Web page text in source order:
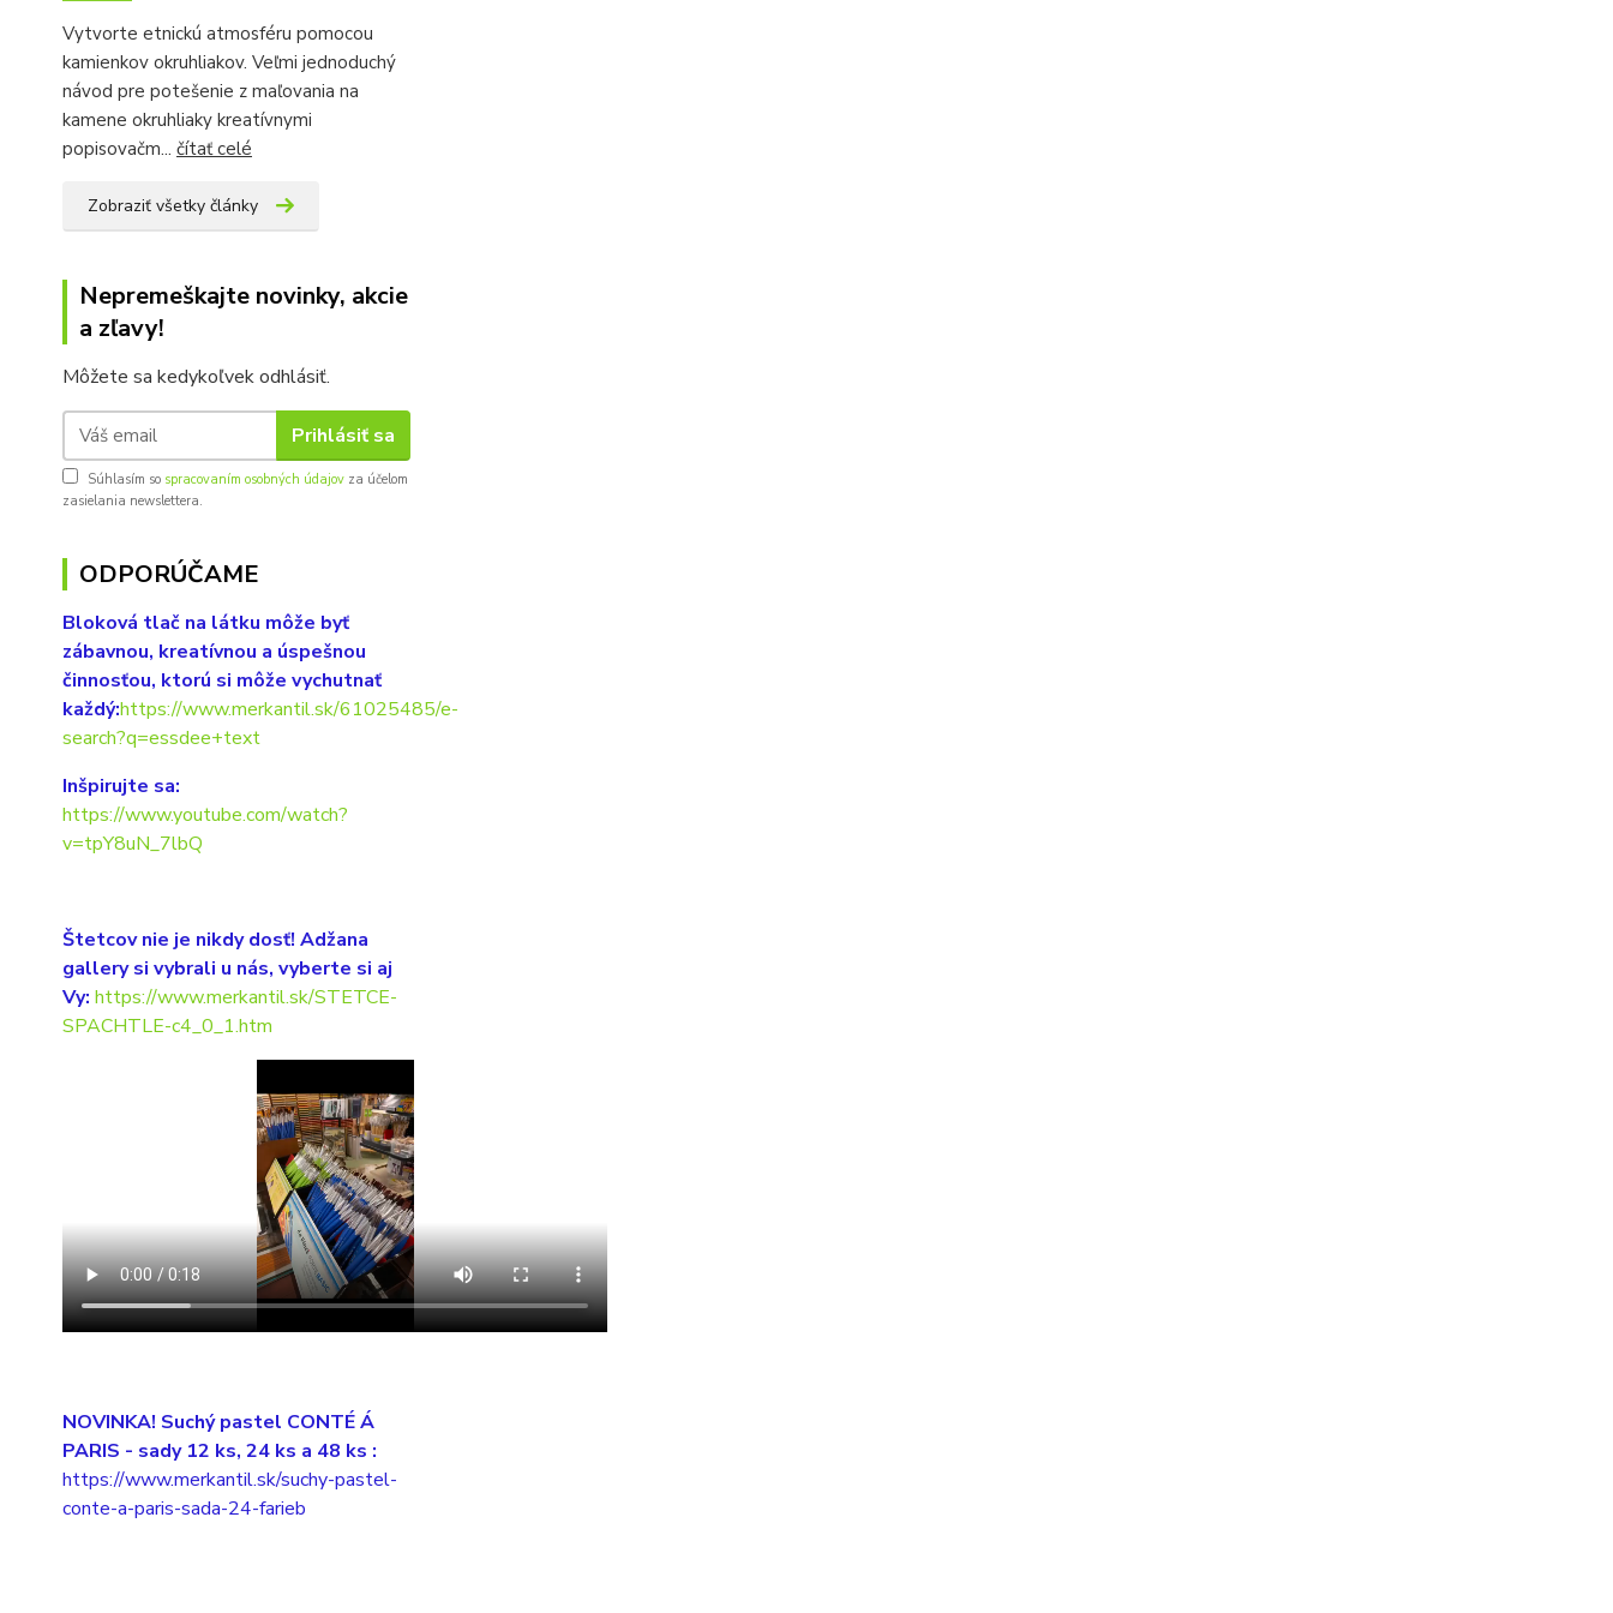
Vytvorte etnickú atmosféru pomocou
kamienkov okruhliakov. Veľmi jednoduchý
návod pre potešenie z maľovania na
kamene okruhliaky kreatívnymi
popisovačm... čítať celé
Zobraziť všetky články
Nepremeškajte novinky, akcie
a zľavy!
Môžete sa kedykoľvek odhlásiť.
Prihlásiť sa
Súhlasím so spracovaním osobných údajov za účelom
zasielania newslettera.
ODPORÚČAME
Bloková tlač na látku môže byť
zábavnou, kreatívnou a úspešnou
činnosťou, ktorú si môže vychutnať
každý:https://www.merkantil.sk/61025485/e-
search?q=essdee+text
Inšpirujte sa:
https://www.youtube.com/watch?
v=tpY8uN_7lbQ
Štetcov nie je nikdy dosť! Adžana
gallery si vybrali u nás, vyberte si aj
Vy: https://www.merkantil.sk/STETCE-
SPACHTLE-c4_0_1.htm
NOVINKA! Suchý pastel CONTÉ Á
PARIS - sady 12 ks, 24 ks a 48 ks :
https://www.merkantil.sk/suchy-pastel-
conte-a-paris-sada-24-farieb